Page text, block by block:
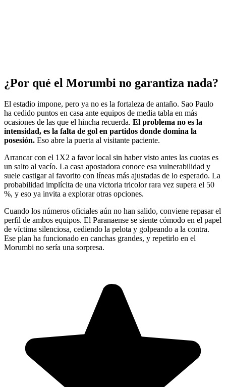
¿Por qué el Morumbi no garantiza nada?
El estadio impone, pero ya no es la fortaleza de antaño. Sao Paulo
ha cedido puntos en casa ante equipos de media tabla en más
ocasiones de las que el hincha recuerda. El problema no es la
intensidad, es la falta de gol en partidos donde domina la
posesión. Eso abre la puerta al visitante paciente.
Arrancar con el 1X2 a favor local sin haber visto antes las cuotas es
un salto al vacío. La casa apostadora conoce esa vulnerabilidad y
suele castigar al favorito con líneas más ajustadas de lo esperado. La
probabilidad implícita de una victoria tricolor rara vez supera el 50
%, y eso ya invita a explorar otras opciones.
Cuando los números oficiales aún no han salido, conviene repasar el
perfil de ambos equipos. El Paranaense se siente cómodo en el papel
de víctima silenciosa, cediendo la pelota y golpeando a la contra.
Ese plan ha funcionado en canchas grandes, y repetirlo en el
Morumbi no sería una sorpresa.